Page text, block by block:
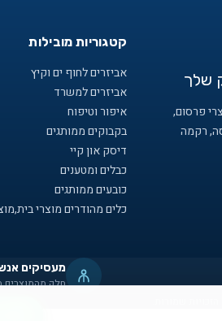
שלך
פרסום,
רקמה
קטגוריות מובילות
אביזרים לחוף ים וקיץ
אביזרים למשרד
איפור וטיפוח
בקבוקים ממותגים
דיסק און קיי
כבלים ומטענים
כובעים ממותגים
כלים מהודרים מוצרי
מעסיקים
חלק מהמוצרים